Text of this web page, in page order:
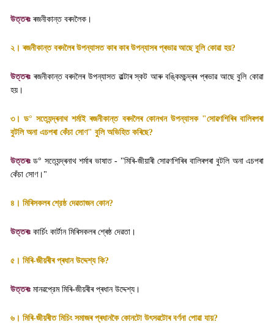
উত্তৰঃ ৰজনীকান্ত বৰদলৈক ।
২। ৰজনীকান্ত বৰদলৈৰ উপন্যাসত কাৰ কাৰ উপন্যাসৰ প্ৰভাৱ আছে বুলি কোৱা হয়?
উত্তৰঃ ৰজনীকান্ত বৰদলৈৰ উপন্যাসত ৱাল্টাৰ স্কট আৰু বঙ্কিমচন্দ্ৰৰ প্ৰভাৱ আছে বুলি কোৱা
হয় ।
৩। ড°সত্যেন্দ্ৰনাথ শৰ্মাই ৰজনীকান্ত বৰদলৈৰ কোনখন উপন্যাসক "সোৱণশিৰিৰ বালিৰপৰা
বুটলি অনা এচপৰা কেঁচা সোণ" বুলি অভিহিত কৰিছে?
উত্তৰঃ ড° সত্যেন্দ্ৰনাথ শৰ্মাৰ ভাষাত - "মিৰি-জীয়াৰী সোৱণশিৰিৰ বালিৰপৰা বুটলি অনা এচপৰা
কেঁচা সোণ।"
৪। মিৰিসকলৰ শ্রেষ্ঠ দেৱতাজন কোন?
উত্তৰঃ কার্চিং কার্টান মিৰিসকলৰ শ্ৰেষ্ঠ দেৱতা ।
৫। মিৰি-জীয়ৰীৰ প্ৰধান উদ্দেশ্য কি?
উত্তৰঃ মানৱপ্রেম মিৰি-জীয়ৰীৰ প্ৰধান উদ্দেশ্য ।
৬। মিৰি-জীয়ৰীত মিচিং সমাজৰ প্ৰধানকৈ কোনটো উৎসৱটোৰ বৰ্ণনা পোৱা যায়?